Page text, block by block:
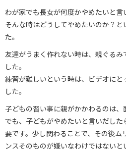
わが家でも長女が何度かやめたいと言
そんな時はどうしてやめたいのか？
た。
友達がうまく作れない時は、親ぐる
した。
練習が難しいという時は、ビデオにと
した。
子どもの習い事に親がかかわるのは、
でも、子どもがやめたいと言いだし
要です。少し関わることで、その後
ンスそのものが嫌いなわけではないと